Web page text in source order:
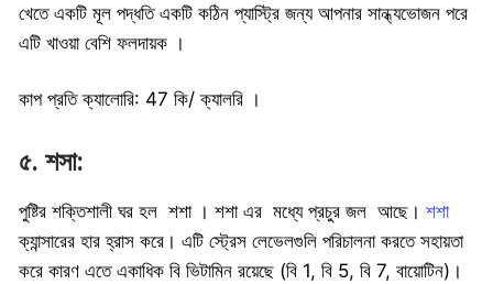
খেতে একটি মূল পদ্ধতি একটি কঠিন প্যাস্ট্রি জন্য আপনার সান্ধ্যভোজন পরে
এটি খাওয়া বেশি ফলদায়ক ।
কাপ প্রতি ক্যালোরি: 47 কি/ ক্যালরি ।
৫. শসা:
পুষ্টির শক্তিশালী ঘর হল শশা । শশা এর মধ্যে প্রচুর জল আছে। শশা
ক্যান্সারের হার হ্রাস করে। এটি স্ট্রেস লেভেলগুলি পরিচালনা করতে সহায়তা
করে কারণ এতে একাধিক বি ভিটামিন রয়েছে (বি 1, বি 5, বি 7, বায়োটিন)।